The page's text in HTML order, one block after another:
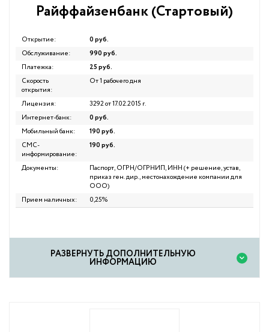
Райффайзенбанк (Стартовый)
Открытие:
0 руб.
Обслуживание:
990 руб.
Платежка:
25 руб.
Скорость
открытия:
От 1 рабочего дня
Лицензия:
3292 от 17.02.2015 г.
Интернет-банк:
0 руб.
Мобильный банк:
190 руб.
СМС-
информирование:
190 руб.
Документы:
Паспорт, ОГРН/ОГРНИП, ИНН (+ решение, устав,
приказ ген. дир., местонахождение компании для
ООО)
Прием наличных:
0,25%
PАЗВЕРНУТЬ ДОПОЛНИТЕЛЬНУЮ
ИНФОРМАЦИЮ